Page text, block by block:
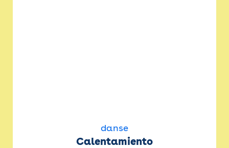
danse
Calentamiento